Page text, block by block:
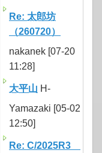
Re: 太郎坊
（260720）
nakanek [07-20
11:28]
大平山 H-
Yamazaki [05-02
12:50]
Re: C/2025R3